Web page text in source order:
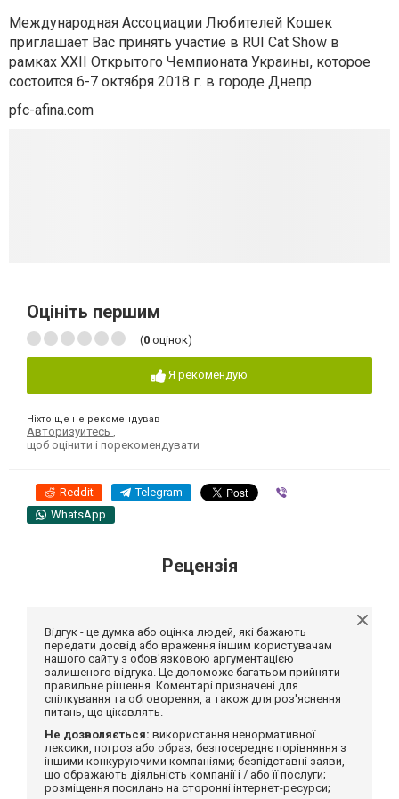
Международная Ассоциации Любителей Кошек
приглашает Вас принять участие в RUI Cat Show в
рамках XXII Открытого Чемпионата Украины, которое
состоится 6-7 октября 2018 г. в городе Днепр.
pfc-afina.com
Оцініть першим
(0 оцінок)
Я рекомендую
Ніхто ще не рекомендував
Авторизуйтесь ,
щоб оцінити і порекомендувати
Reddit Telegram
WhatsApp
Рецензія
Відгук - це думка або оцінка людей, які бажають
передати досвід або враження іншим користувачам
нашого сайту з обов'язковою аргументацією
залишеного відгука. Це допоможе багатьом прийняти
правильне рішення. Коментарі призначені для
спілкування та обговорення, а також для роз'яснення
питань, що цікавлять.
Не дозволяється: використання ненормативної
лексики, погроз або образ; безпосереднє порівняння з
іншими конкуруючими компаніями; безпідставні заяви,
що ображають діяльність компанії і / або її послуги;
розміщення посилань на сторонні інтернет-ресурси;